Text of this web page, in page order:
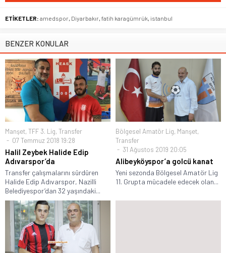
ETİKETLER: amedspor, Diyarbakır, fatih karagümrük, istanbul
BENZER KONULAR
Manşet, TFF 3. Lig, Transfer
07 Temmuz 2018 19:28
Halil Zeybek Halide Edip
Adıvarspor’da
Transfer çalışmalarını sürdüren
Halide Edip Adıvarspor, Nazilli
Belediyespor’dan 32 yaşındaki...
Bölgesel Amatör Lig, Manşet,
Transfer
31 Ağustos 2019 20:05
Alibeyköyspor’a golcü kanat
Yeni sezonda Bölgesel Amatör Lig
11. Grupta mücadele edecek olan...